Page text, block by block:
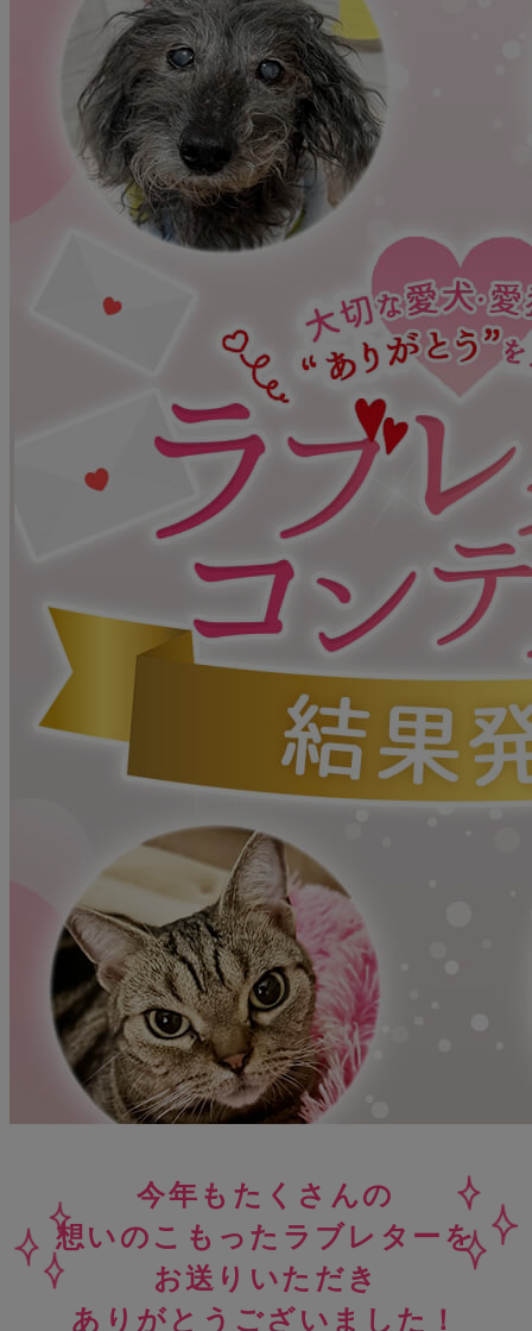
今年もたくさんの
想いのこもったラブレターを
お送りいただき
ありがとうございました！